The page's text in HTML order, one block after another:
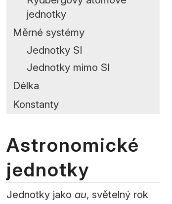
jednotky
Měrné systémy
Jednotky SI
Jednotky mimo SI
Délka
Konstanty
Astronomické
jednotky
Jednotky jakoau, světelný rok